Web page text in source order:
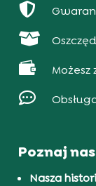


 Możesz

Poznaj nas
Nasza